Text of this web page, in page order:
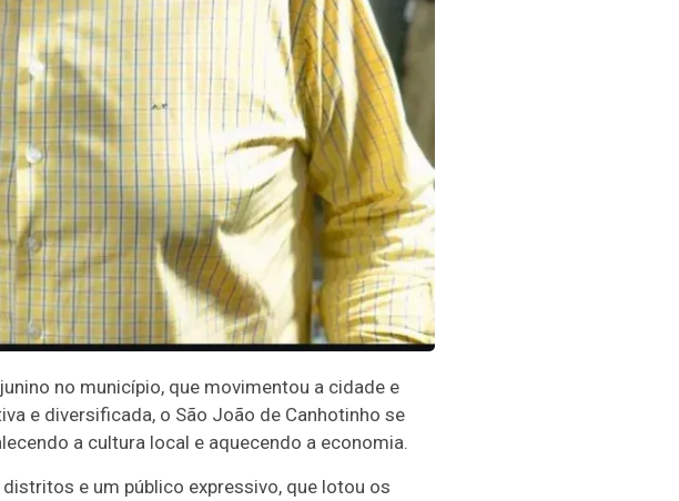
no município, que movimentou a cidade e
e diversificada, o São João de Canhotinho se
a cultura local e aquecendo a economia.
e um público expressivo, que lotou os